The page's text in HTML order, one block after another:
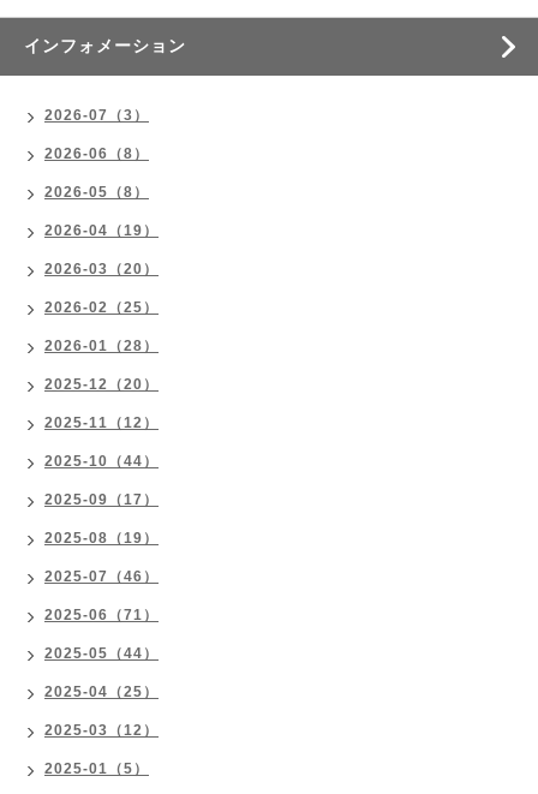
インフォメーション
2026-07（3）
2026-06（8）
2026-05（8）
2026-04（19）
2026-03（20）
2026-02（25）
2026-01（28）
2025-12（20）
2025-11（12）
2025-10（44）
2025-09（17）
2025-08（19）
2025-07（46）
2025-06（71）
2025-05（44）
2025-04（25）
2025-03（12）
2025-01（5）